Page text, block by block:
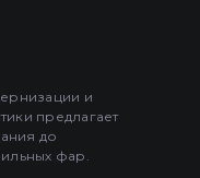
и
предлагает
до
фар.